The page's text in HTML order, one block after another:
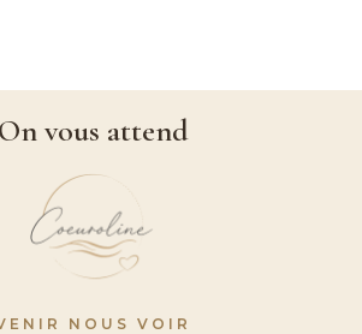
On vous attend
NOUS VOIR